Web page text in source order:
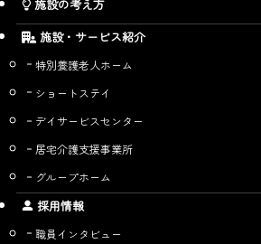
施設の考え方
施設・サービス紹介
特別養護老人ホーム
ショートステイ
デイサービスセンター
居宅介護支援事業所
グループホーム
採用情報
職員インタビュー